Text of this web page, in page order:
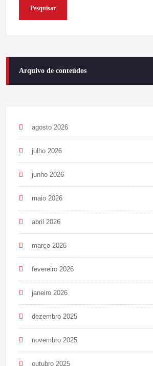
Pesquisar
Arquivo de conteúdos
agosto 2026
julho 2026
junho 2026
maio 2026
abril 2026
março 2026
fevereiro 2026
janeiro 2026
dezembro 2025
novembro 2025
outubro 2025